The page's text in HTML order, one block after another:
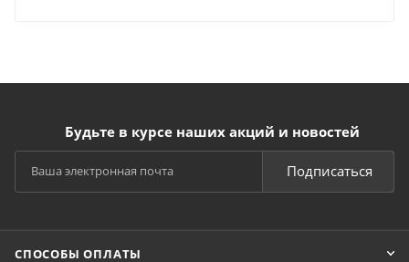
Будьте в курсе наших акций и новостей
Подписаться
СПОСОБЫ ОПЛАТЫ